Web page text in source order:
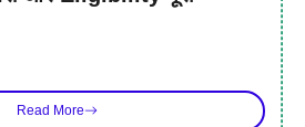
Read More